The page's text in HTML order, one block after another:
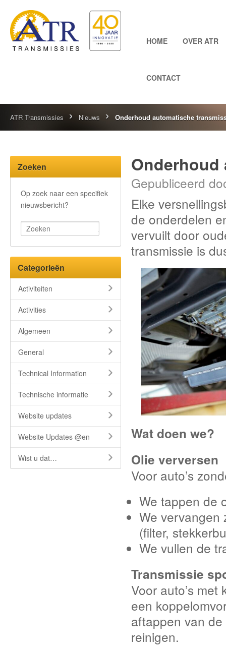
HOME OVER ATR
CONTACT
ATR Transmissies Nieuws Onderhoud automatische
Zoeken
Op zoek naar een specifiek
nieuwsbericht?
Categorieën
Activiteiten
Activities
Algemeen
General
Technical Information
Technische informatie
Website updates
Website Updates @en
Wist u dat…
Gepubliceerd
Elke
de onderdelen
vervuilt door
transmissie is
Wat doen we?
Olie verversen
Voor auto’s
We tappen de
We vervangen
(filter,
We vullen de
Transmissie
Voor auto’s
een
aftappen van
reinigen.